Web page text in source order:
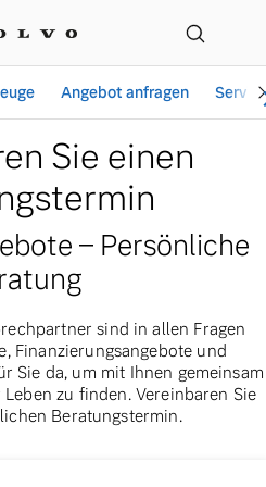
für
Angebot anfragen
Sie einen
– Persönliche
sind in allen Fragen
Finanzierungsangebote und
Sie da, um mit Ihnen gemeinsam
zu finden. Vereinbaren Sie
Beratungstermin.